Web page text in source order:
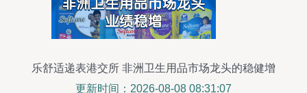
乐舒适递表港交所 非洲卫生用品市场龙头的稳健增
长与个人卫生用品销售趋势
更新时间：2026-08-08 08:31:07